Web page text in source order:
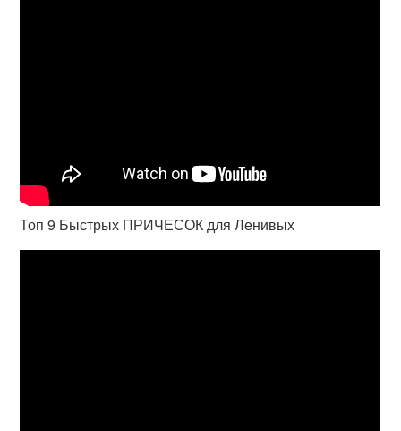
Топ 9 Быстрых ПРИЧЕСОК для Ленивых